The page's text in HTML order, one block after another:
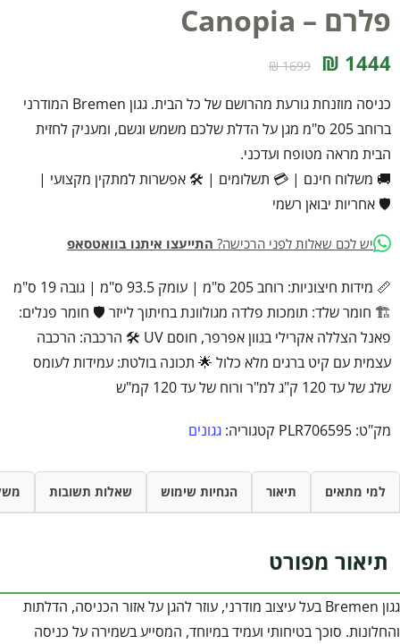
פלרם – Canopia
1444 ₪
1699 ₪
כניסה מוזנחת גורעת מהרושם של כל הבית. גגון Bremen המודרני
ברוחב 205 ס"מ מגן על הדלת שלכם משמש וגשם, ומעניק לחזית
הבית מראה מטופח ועדכני.
🚚 משלוח חינם | 💳 תשלומים | 🛠️ אפשרות למתקין מקצועי |
🛡️ אחריות יבואן רשמי
יש לכם שאלות לפני הרכישה? התייעצו איתנו בוואטסאפ
📏 מידות חיצוניות: רוחב 205 ס"מ | עומק 93.5 ס"מ | גובה 19 ס"מ
🏗️ חומר שלד: תומכות פלדה מגולוונת בחיתוך לייזר 🛡️ חומר פנלים:
פאנל הצללה אקרילי בגוון אפרפר, חוסם UV 🛠️ הרכבה: הרכבה
עצמית עם קיט ברגים מלא כלול 🌟 תכונה בולטת: עמידות לעומס
שלג של עד 120 ק"ג למ"ר ורוח של עד 120 קמ"ש
מק"ט: PLR706595 קטגוריה: גגונים
למי מתאים תיאור הנחיות שימוש שאלות תשובות
תיאור מפורט
גגון Bremen בעל עיצוב מודרני, עוזר להגן על אזור הכניסה, הדלתות
והחלונות. סוכך בטיחותי ועמיד במיוחד, המסייע בשמירה על כניסה